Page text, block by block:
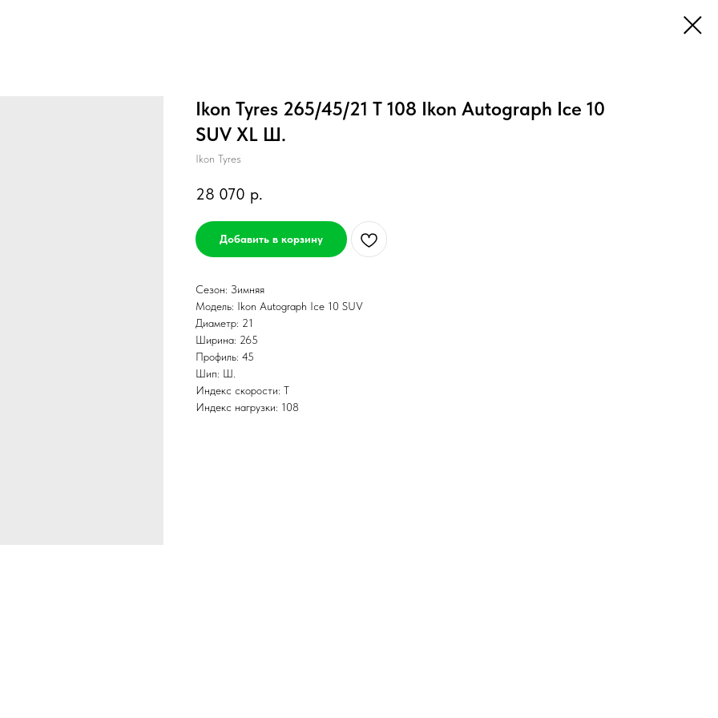
Ikon Tyres 265/45/21 T 108 Ikon Autograph Ice 10
SUV XL Ш.
Ikon Tyres
28 070 р.
Добавить в корзину
Сезон: Зимняя
Модель: Ikon Autograph Ice 10 SUV
Диаметр: 21
Ширина: 265
Профиль: 45
Шип: Ш.
Индекс скорости: T
Индекс нагрузки: 108